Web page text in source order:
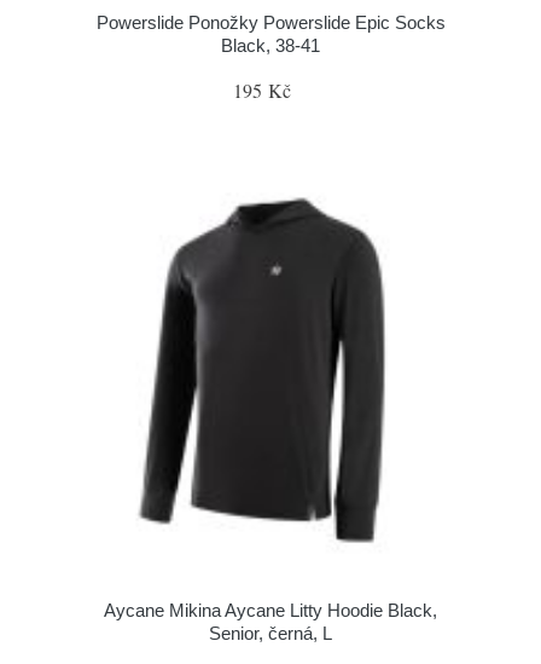
Powerslide Ponožky Powerslide Epic Socks
Black, 38-41
195 Kč
Aycane Mikina Aycane Litty Hoodie Black,
Senior, černá, L